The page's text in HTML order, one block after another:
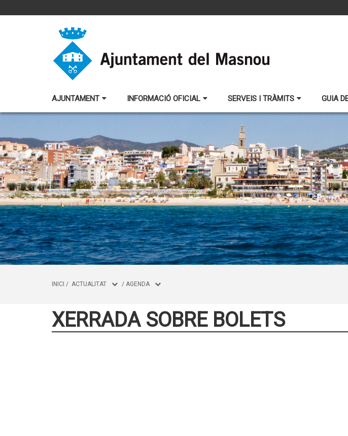
AJUNTAMENT INFORMACIÓ OFICIAL SERVEIS I TRÀMITS GUIA
INICI / ACTUALITAT / AGENDA
XERRADA SOBRE BOLETS